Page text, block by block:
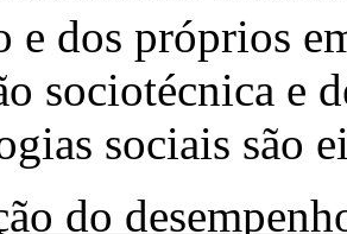
e dos próprios
sociotécnica e
sociais são
do